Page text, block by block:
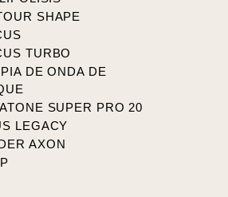
SHAPE
TURBO
DE ONDA DE
SUPER PRO 20
LEGACY
AXON